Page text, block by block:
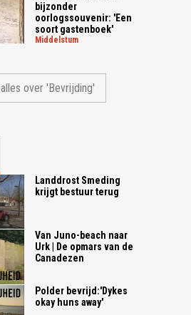
bijzonder
oorlogssouvenir: 'Een
soort gastenboek'
middelstum
over 'Bevrijding'
Landdrost Smeding
krijgt bestuur terug
Van Juno-beach naar
Urk | De opmars van de
Canadezen
Polder bevrijd:'Dykes
okay huns away'